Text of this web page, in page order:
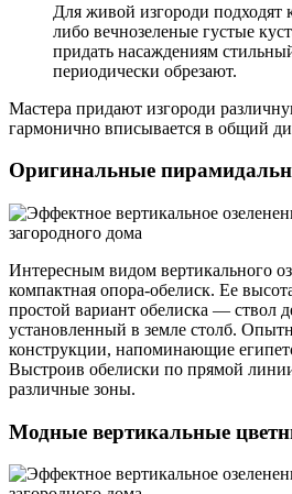
Для живой изгороди подходят
либо вечнозеленые густые
придать насаждениям
периодически обрезают.
Мастера придают изгороди
гармонично вписывается в общий
Оригинальные
Интересным видом вертикального
компактная опора-обелиск. Ее
простой вариант обелиска — ствол
установленный в земле столб.
конструкции, напоминающие
Выстроив обелиски по прямой
различные зоны.
Модные вертикальные